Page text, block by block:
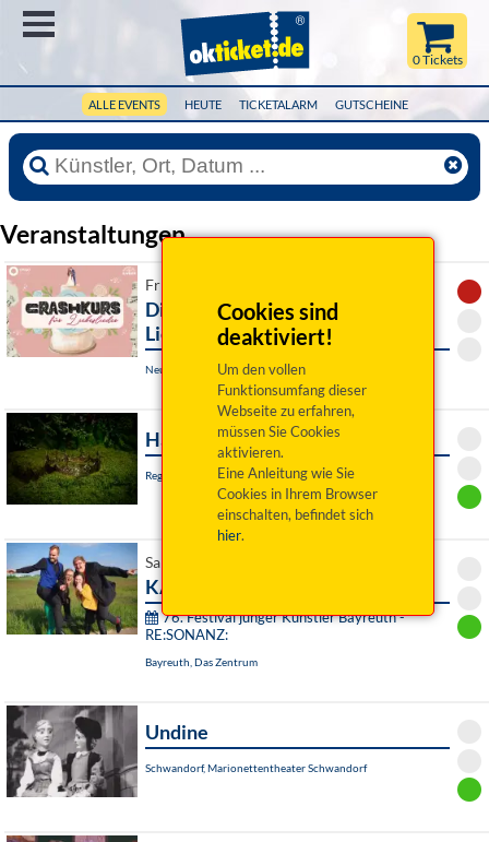
ALLE EVENTS HEUTE TICKETALARM GUTSCHEINE
0 Tickets
Cookies sind
deaktiviert!
Um den vollen
Funktionsumfang dieser
Webseite zu erfahren,
müssen Sie Cookies
aktivieren.
Eine Anleitung wie Sie
Cookies in Ihrem Browser
einschalten, befindet sich
hier.
Veranstaltungen
Fr 07. August 2026 19:00 Uhr
Dinner mit Singer: Crashkurs für
Liebeslieder (Abgesagt » Ersatz)
Neunburg vorm Wald, Schlossgaststätte Kröblitz
Hamlet
Regensburg, Akademietheater
Sa 08. August 2026 19:00 Uhr
KARMA
76. Festival junger Künstler Bayreuth -
RE:SONANZ:
Bayreuth, Das Zentrum
Undine
Schwandorf, Marionettentheater Schwandorf